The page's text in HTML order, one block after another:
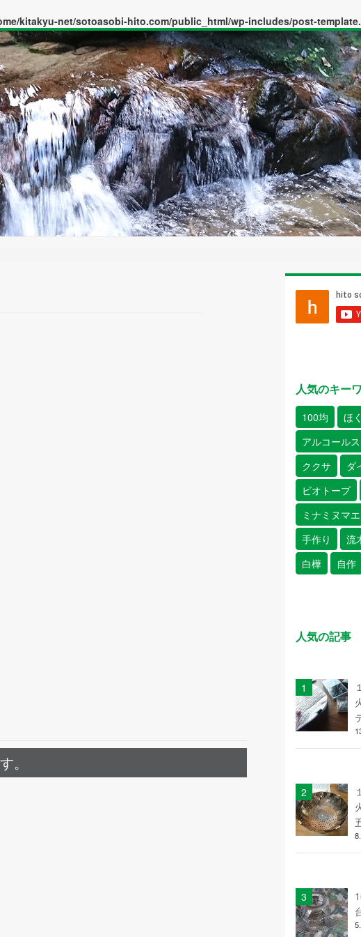
kitakyu-net/sotoasobi-hito.com/public_html/wp-includes/post-
。
人気のキー
100均 ほ
アルコール
ククサ
ダ
ビオトープ
ミナミヌマ
手作り
流
白樺
自作
人気の記事